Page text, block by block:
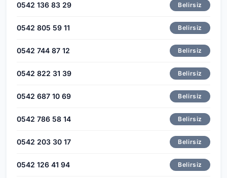
0542 136 83 29 Belirsiz
0542 805 59 11 Belirsiz
0542 744 87 12 Belirsiz
0542 822 31 39 Belirsiz
0542 687 10 69 Belirsiz
0542 786 58 14 Belirsiz
0542 203 30 17 Belirsiz
0542 126 41 94 Belirsiz